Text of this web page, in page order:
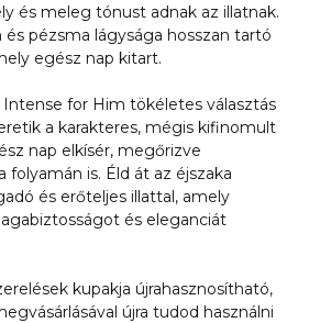
és meleg tónust adnak az illatnak.
pézsma lágysága hosszan tartó
egész nap kitart.
Intense for Him tökéletes választás
a karakteres, mégis kifinomult
nap elkísér, megőrizve
folyamán is. Éld át az éjszaka
és erőteljes illattal, amely
és eleganciát
kupakja újrahasznosítható,
újra tudod használni